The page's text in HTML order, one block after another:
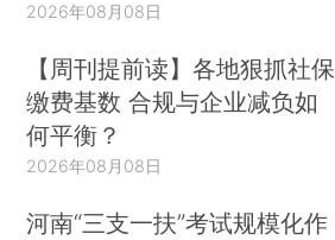
2026年08月08日
【周刊提前读】各地狠抓社保
缴费基数 合规与企业减负如
何平衡？
2026年08月08日
河南“三支一扶”考试规模化作